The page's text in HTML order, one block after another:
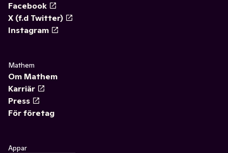
Facebook
X (f.d Twitter)
Instagram
Mathem
Om Mathem
Karriär
Press
För företag
Appar